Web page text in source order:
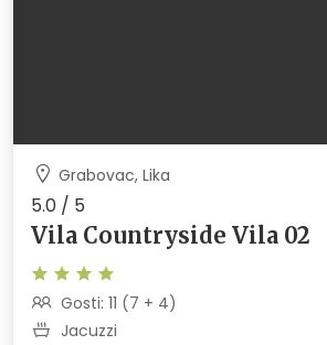
Grabovac, Lika
5.0 / 5
Vila Countryside Vila 02
Gosti: 11 (7 + 4)
Jacuzzi